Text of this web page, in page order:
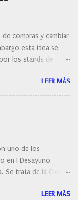
antes de hacer la
unas preguntas:
de porque elegí mi
de compras y cambiar
esta idea se
los stands de
de Clinique.
LEER MÁS
uno de los
en I Desayuno
Se trata de la Crema
verano como en
LEER MÁS